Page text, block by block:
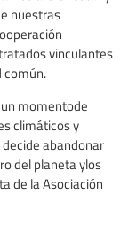
nuestras
vinculantes
común.
momentode
climáticos y
abandonar
del planeta ylos
de la Asociación